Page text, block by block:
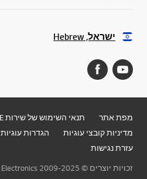
ישראל, Hebrew
מפת אתר תנאי השימוש של שירות LGE
מדיניות קובצי עוגיות
הגדרות עוגיות
עזרת נגישות
זכויות יוצרים © 2009-2025 LG Electronics. כל הזכויות שמורות